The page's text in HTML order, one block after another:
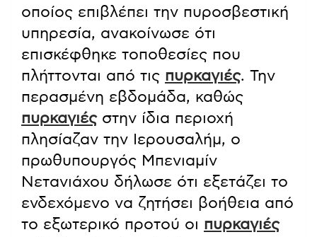
οποίος επιβλέπει την πυροσβεστική
υπηρεσία, ανακοίνωσε ότι
επισκέφθηκε τοποθεσίες που
πλήττονται από τις πυρκαγιές. Την
περασμένη εβδομάδα, καθώς
πυρκαγιέςστην ίδια περιοχή
πλησίαζαν την Ιερουσαλήμ, ο
πρωθυπουργός Μπενιαμίν
Νετανιάχου δήλωσε ότι εξετάζει το
ενδεχόμενο να ζητήσει βοήθεια από
το εξωτερικό προτού οι πυρκαγιές